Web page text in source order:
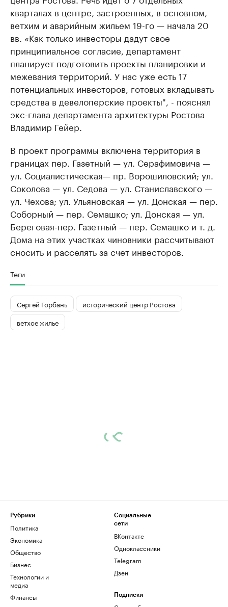
кварталах в центре, застроенных, в основном,
ветхим и аварийным жильем 19-го — начала 20
вв. «Как только инвесторы дадут свое
принципиальное согласие, департамент
планирует подготовить проекты планировки и
межевания территорий. У нас уже есть 17
потенциальных инвесторов, готовых вкладывать
средства в девелоперские проекты", - пояснял
экс-глава департамента архитектуры Ростова
Владимир Гейер.
В проект программы включена территория в
границах пер. Газетный — ул. Серафимовича —
ул. Социалистическая— пр. Ворошиловский; ул.
Соколова — ул. Седова — ул. Станиславского —
ул. Чехова; ул. Ульяновская — ул. Донская — пер.
Соборный — пер. Семашко; ул. Донская — ул.
Береговая-пер. Газетный — пер. Семашко и т. д.
Дома на этих участках чиновники рассчитывают
сносить и расселять за счет инвесторов.
Теги
Сергей Горбань
исторический центр Ростова
ветхое жилье
Рубрики
Политика
Экономика
Общество
Бизнес
Технологии и
медиа
Финансы
Социальные
сети
ВКонтакте
Одноклассники
Telegram
Дзен
Подписки